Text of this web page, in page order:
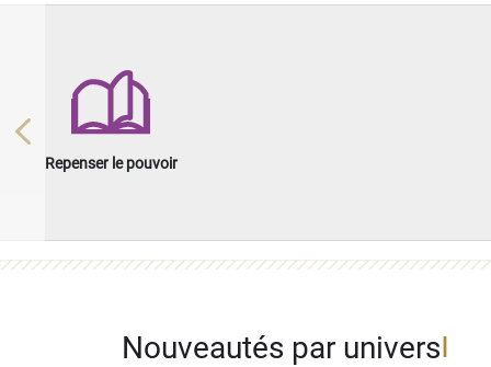
Repenser le pouvoir
Previous
Nouveautés par univers